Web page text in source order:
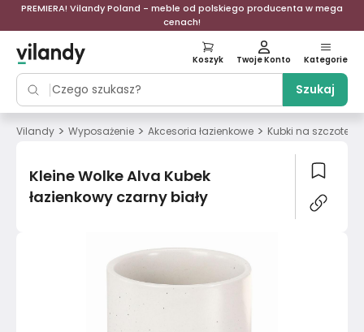
PREMIERA! Vilandy Poland - meble od polskiego producenta w mega
cenach!
Szukaj
Koszyk Twoje Konto Kategorie
Vilandy > Wyposażenie > Akcesoria łazienkowe > Kubki na
Kleine Wolke Alva Kubek
łazienkowy czarny biały